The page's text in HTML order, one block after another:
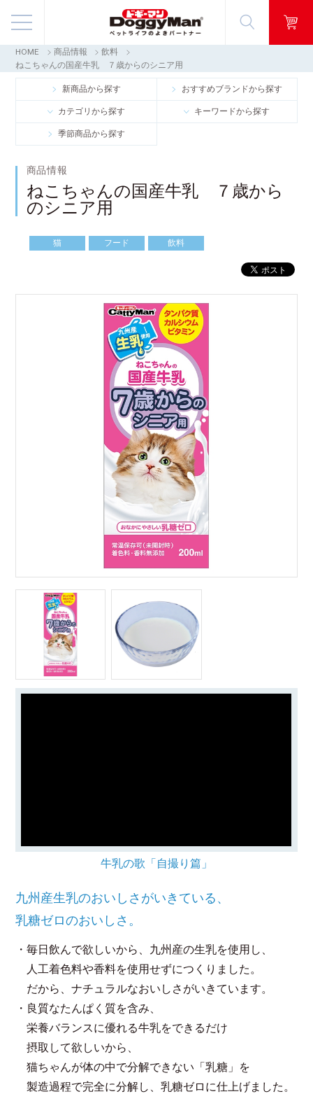
商品情報
映像ギャラリー
知る・楽しむ
お客様窓口・Q＆A
会社情報
採用情報
HOME 商品情報
飲料
ねこちゃんの国産牛乳 ７歳からのシニア用
新商品から探す おすすめブランドから探す
カテゴリから探す キーワードから探す
季節商品から探す
商品情報
ねこちゃんの国産牛乳 ７歳から
のシニア用
猫 フード 飲料
牛乳の歌「自撮り篇」
九州産生乳のおいしさがいきている、
乳糖ゼロのおいしさ。
・毎日飲んで欲しいから、九州産の生乳を使用し、
人工着色料や香料を使用せずにつくりました。
だから、ナチュラルなおいしさがいきています。
・良質なたんぱく質を含み、
栄養バランスに優れる牛乳をできるだけ
摂取して欲しいから、
猫ちゃんが体の中で分解できない「乳糖」を
製造過程で完全に分解し、乳糖ゼロに仕上げました。